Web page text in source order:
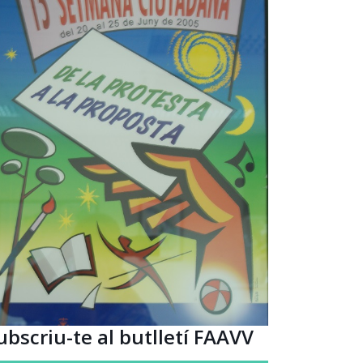
te al butlletí FAAVV